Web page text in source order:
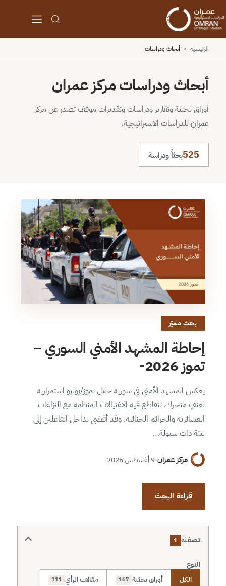
الرئيسية › أبحاث ودراسات
أبحاث ودراسات مركز عمران
أوراق بحثية وتقارير ودراسات وتقديرات موقف تصدر عن مركز
عمران للدراسات الاستراتيجية.
525بحثاً ودراسة
بحث مميّز
إحاطة المشهد الأمني السوري –
تموز 2026-
يعكس المشهد الأمني في سورية خلال تموز/يوليو استمرارية
لعنفٍ متحرك، تتقاطع فيه الاغتيالات المنظمة مع النزاعات
العشائرية والجرائم الجنائية. وقد أفضى تداخل الفاعلين إلى
بيئة ذات سيولة…
مركز عمران·9 أغسطس 2026
قراءة البحث
تصفية 1
النوع
الكل أوراق بحثية 167 مقالات الرأي 111